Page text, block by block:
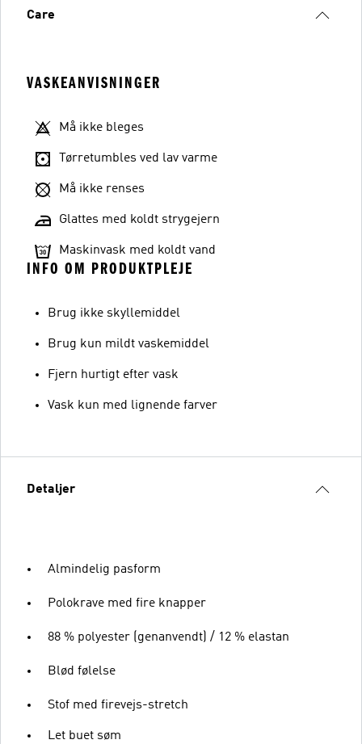
Care
VASKEANVISNINGER
Må ikke bleges
Tørretumbles ved lav varme
Må ikke renses
Glattes med koldt strygejern
Maskinvask med koldt vand
INFO OM PRODUKTPLEJE
Brug ikke skyllemiddel
Brug kun mildt vaskemiddel
Fjern hurtigt efter vask
Vask kun med lignende farver
Detaljer
Almindelig pasform
Polokrave med fire knapper
88 % polyester (genanvendt) / 12 % elastan
Blød følelse
Stof med firevejs-stretch
Let buet søm